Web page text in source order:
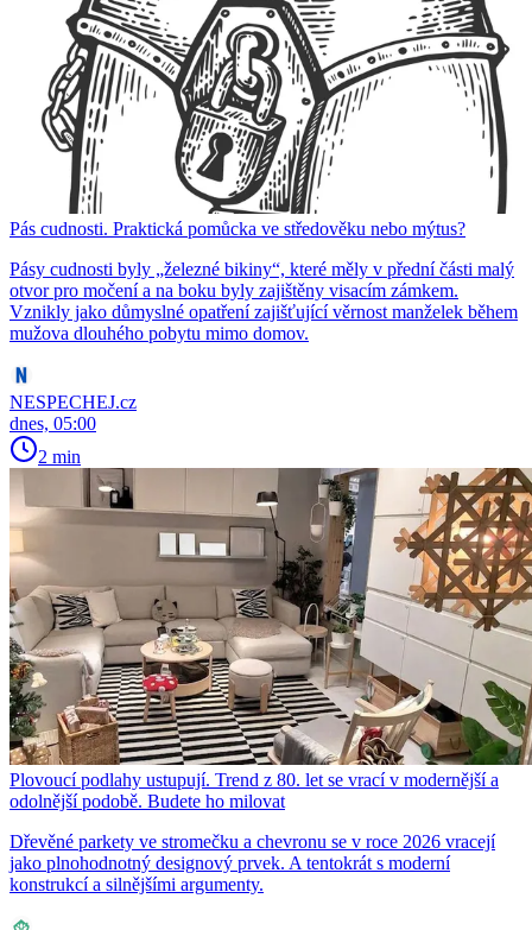
Pás cudnosti. Praktická pomůcka ve středověku nebo mýtus?
Pásy cudnosti byly „železné bikiny“, které měly v přední části malý
otvor pro močení a na boku byly zajištěny visacím zámkem.
Vznikly jako důmyslné opatření zajišťující věrnost manželek během
mužova dlouhého pobytu mimo domov.
NESPECHEJ.cz
dnes, 05:00
2 min
Plovoucí podlahy ustupují. Trend z 80. let se vrací v modernější a
odolnější podobě. Budete ho milovat
Dřevěné parkety ve stromečku a chevronu se v roce 2026 vracejí
jako plnohodnotný designový prvek. A tentokrát s moderní
konstrukcí a silnějšími argumenty.